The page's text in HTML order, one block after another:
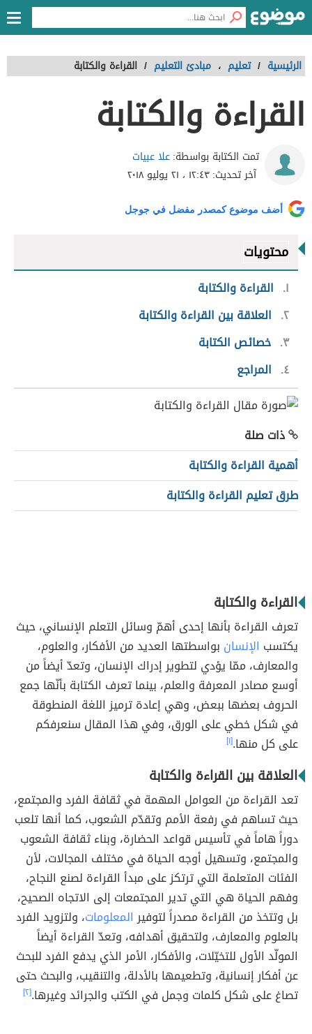
الرئيسية / تعليم ، مبادئ التعليم / القراءة والكتابة
القراءة والكتابة
تمت الكتابة بواسطة:علا عبيات
آخر تحديث:١٢:٤٣ ، ٢١ يوليو ٢٠١٨
أضف موضوع كمصدر مفضل في جوجل
محتويات
١
القراءة والكتابة
٢ العلاقة بين القراءة والكتابة
٣ خصائص الكتابة
٤
المراجع
ذات صلة
أهمية القراءة والكتابة
طرق تعليم القراءة والكتابة
القراءة والكتابة
تعرف القراءة بأنها إحدى أهمّ وسائل التعلم الإنساني، حيث
يكتسب الإنسان بواسطتها العديد من الأفكار، والعلوم،
والمعارف، ممّا يؤدي لتطوير إدراك الإنسان، وتعدّ أيضاً من
أوسع مصادر المعرفة والعلم، بينما تعرف الكتابة بأنّها جمع
الحروف بعضها ببعض، وهي إعادة ترميز اللغة المنطوقة
في شكل خطي على الورق، وفي هذا المقال سنعرفكم
على كل منها.[١]
العلاقة بين القراءة والكتابة
تعد القراءة من العوامل المهمة في ثقافة الفرد والمجتمع،
حيث تساهم في رفعة الأمم وتقدّم الشعوب، كما أنها تلعب
دوراً هاماً في تأسيس قواعد الحضارة، وبناء ثقافة الشعوب
والمجتمع، وتسهيل أوجه الحياة في مختلف المجالات، لأن
الفئات المتعلمة التي ترتكز على مبدأ القراءة لصنع النجاح،
وفهم الحياة هي التي تدير المجتمعات إلى الاتجاه الصحيح،
بل وتتخذ من القراءة مصدراً لتوفيرالمعلومات، ولتزويد الفرد
بالعلوم والمعارف، ولتحقيق أهدافه، وتعدّ القراءة أيضاً
المولّد الأول للتخيّلات، والأفكار، الأمر الذي يدفع الفرد للبحث
عن أفكار إنسانية، وتطعيمها بالأدلة، والتنقيب، والبحث حتى
تصاغ على شكل كلمات وجمل في الكتب والجرائد وغيرها.[٢]